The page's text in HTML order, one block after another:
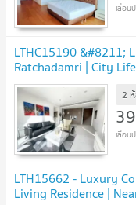
LTHC15190 &#8211;
Ratchadamri | City
Ratchadamri | 39.9 MB
2
LTH15662 - Luxury
Living Residence |